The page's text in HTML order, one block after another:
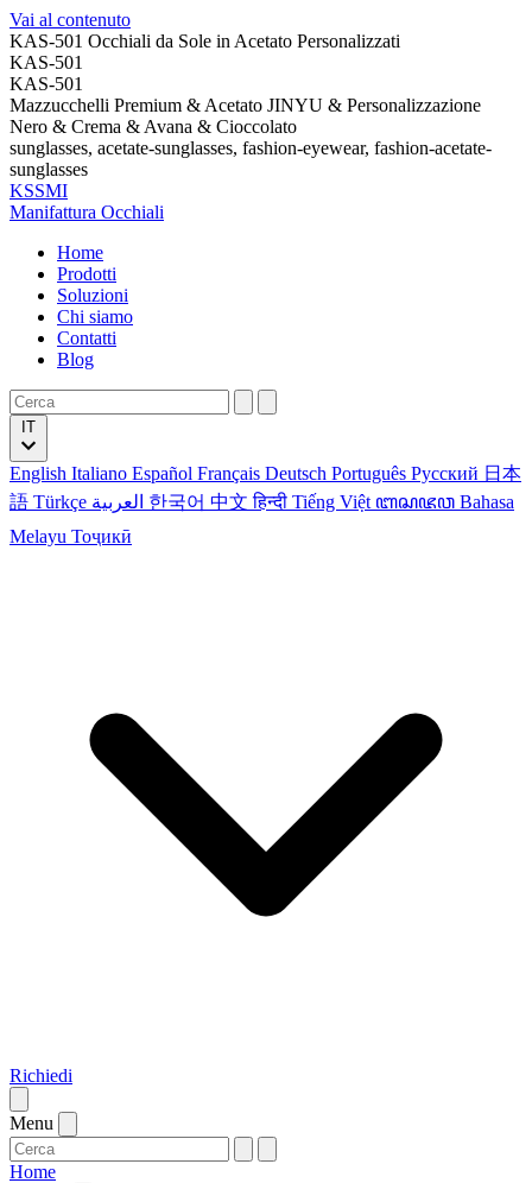
Vai al contenuto
KAS-501 Occhiali da Sole in Acetato Personalizzati
KAS-501
KAS-501
Mazzucchelli Premium & Acetato JINYU & Personalizzazione
Nero & Crema & Avana & Cioccolato
sunglasses, acetate-sunglasses, fashion-eyewear, fashion-acetate-
sunglasses
KSSMI
Manifattura Occhiali
Home
Prodotti
Soluzioni
Chi siamo
Contatti
Blog
English Italiano Español Français Deutsch Português Русский 日本
語 Türkçe 한국어 中文हिन्दी Tiếng Việt ꦧꦱꦗꦮ Bahasa
Melayu Тоҷикӣ
Richiedi
Menu
Home